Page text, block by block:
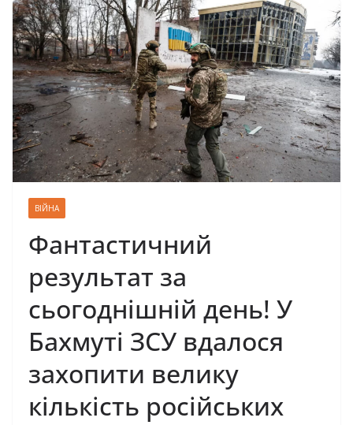
ВІЙНА
Фантастичний
результат за
сьогоднішній день! У
Бахмуті ЗСУ вдалося
захопити велику
кількість російських